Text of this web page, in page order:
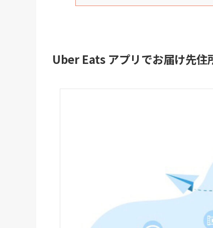
Uber Eats アプリでお届け先住